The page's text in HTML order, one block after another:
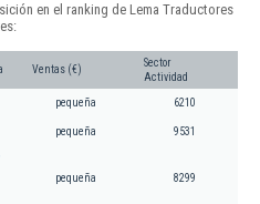
en el ranking de Lema Traductores
Ventas (€)
Sector
Actividad
pequeña 6210
pequeña 9531
pequeña 8299